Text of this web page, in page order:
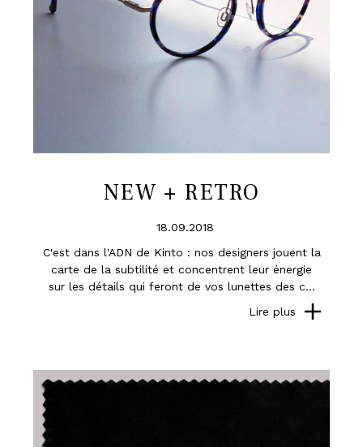
NEW + RETRO
18.09.2018
C'est dans l'ADN de Kinto : nos designers jouent la
carte de la subtilité et concentrent leur énergie
sur les détails qui feront de vos lunettes des c...
Lire plus